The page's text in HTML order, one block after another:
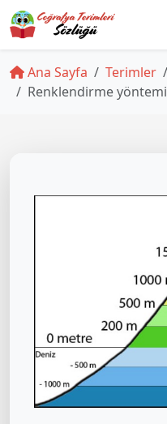
Ana Sayfa Terimler
Renklendirme yöntemi